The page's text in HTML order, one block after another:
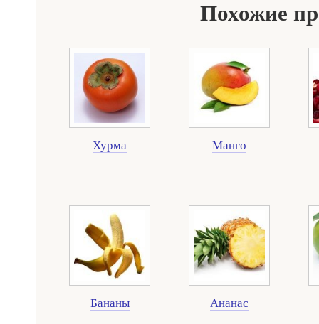
Похожие
Хурма Манго
Бананы Ананас